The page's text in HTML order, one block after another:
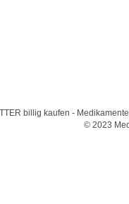
billig kaufen -
© 2023